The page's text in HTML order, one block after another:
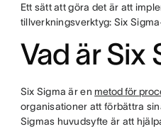
Ett sätt att göra det är att
tillverkningsverktyg: Six
Vad är Six
Six Sigma är en metod för
organisationer att förbättra
Sigmas huvudsyfte är att